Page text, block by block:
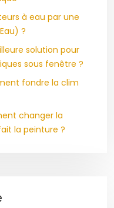
à eau par une
?
solution pour
sous fenêtre ?
fondre la clim
changer la
la peinture ?